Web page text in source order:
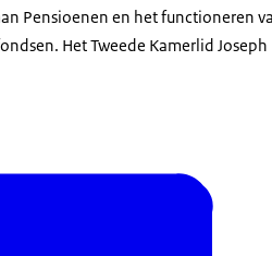
Pensioenen en het functioneren
Het Tweede Kamerlid Joseph